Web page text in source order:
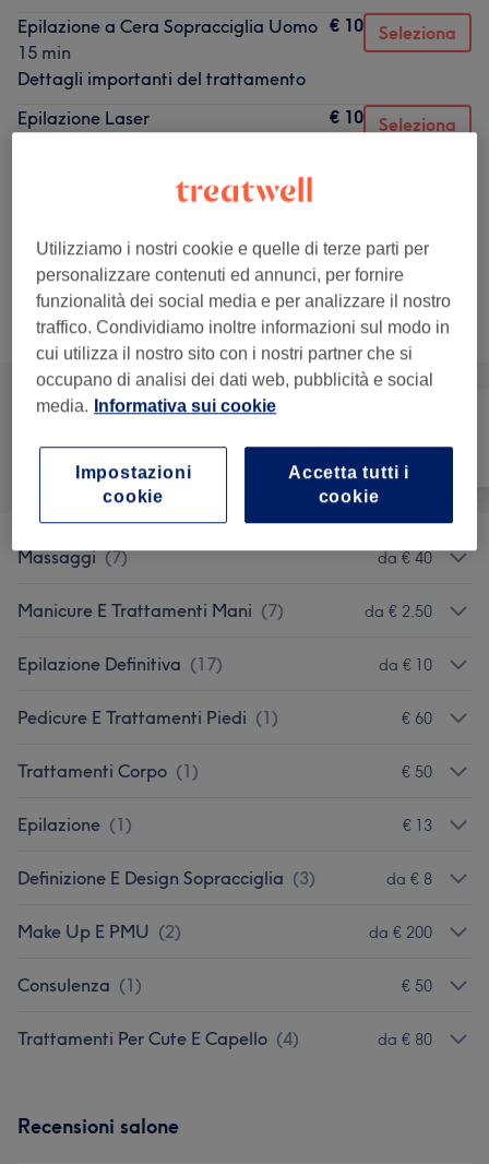
Epilazione a Cera Sopracciglia Uomo
15 min
Dettagli importanti del trattamento
€ 10 Seleziona
Epilazione Laser
Dettagli importanti del trattamento
€ 10 Seleziona
Epilazione Laser Diodo
15 min
Dettagli importanti del trattamento
Sfoglia la lista dei servizi
Massaggi (7) da € 40
Manicure E Trattamenti Mani (7) da € 2,50
Epilazione Definitiva (17) da € 10
Pedicure E Trattamenti Piedi (1) € 60
Trattamenti Corpo (1) € 50
Epilazione (1) € 13
Definizione E Design Sopracciglia (3) da € 8
Make Up E PMU (2) da € 200
Consulenza (1) € 50
Trattamenti Per Cute E Capello (4) da € 80
Recensioni salone
Utilizziamo i nostri cookie e quelle di terze parti per
personalizzare contenuti ed annunci, per fornire
funzionalità dei social media e per analizzare il nostro
traffico. Condividiamo inoltre informazioni sul modo in
cui utilizza il nostro sito con i nostri partner che si
occupano di analisi dei dati web, pubblicità e social
media.
Informativa sui cookie
Accetta tutti i
cookie
Impostazioni
cookie